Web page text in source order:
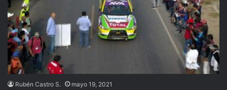
Rubén Castro S. mayo 19, 2021